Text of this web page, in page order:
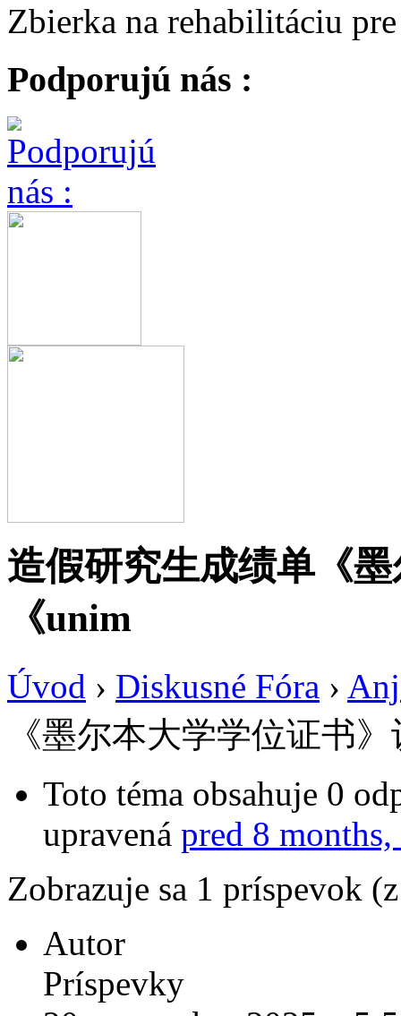
Zbierka na rehabilitáciu
Podporujú nás :
造假研究生成绩单《
《unim
Úvod › Diskusné Fóra ›
《墨尔本大学学位证书
Toto téma obsahuje 0
upravená pred 8 months,
Zobrazuje sa 1 príspevok
Autor
Príspevky